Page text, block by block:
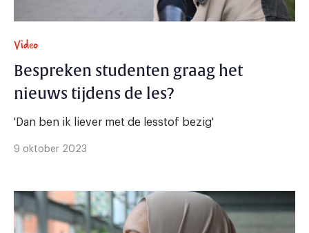
Video
Bespreken studenten graag het
nieuws tijdens de les?
'Dan ben ik liever met de lesstof bezig'
9 oktober 2023